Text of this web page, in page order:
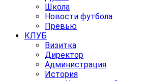
Школа
Новости футбола
Превью
КЛУБ
Визитка
Директор
Администрация
История